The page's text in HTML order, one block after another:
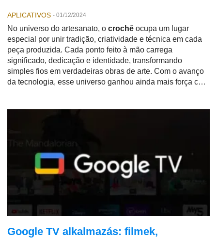
APLICATIVOS - 01/12/2024
No universo do artesanato, o crochê ocupa um lugar
especial por unir tradição, criatividade e técnica em cada
peça produzida. Cada ponto feito à mão carrega
significado, dedicação e identidade, transformando
simples fios em verdadeiras obras de arte. Com o avanço
da tecnologia, esse universo ganhou ainda mais força com
Google TV alkalmazás: filmek,